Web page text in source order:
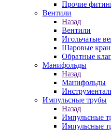
Прочие
Вентили
Назад
Вентили
Игольчатые
Шаровые
Обратные
Манифольды
Назад
Манифольды
Импульсные трубы
Назад
Импульсные
Импульсные